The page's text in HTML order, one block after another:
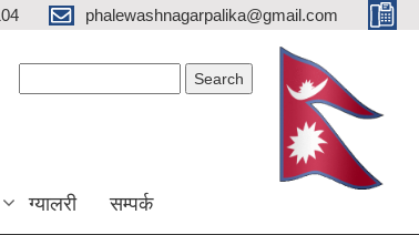
phalewashnagarpalika@gmail.com
ग्यालरी सम्पर्क